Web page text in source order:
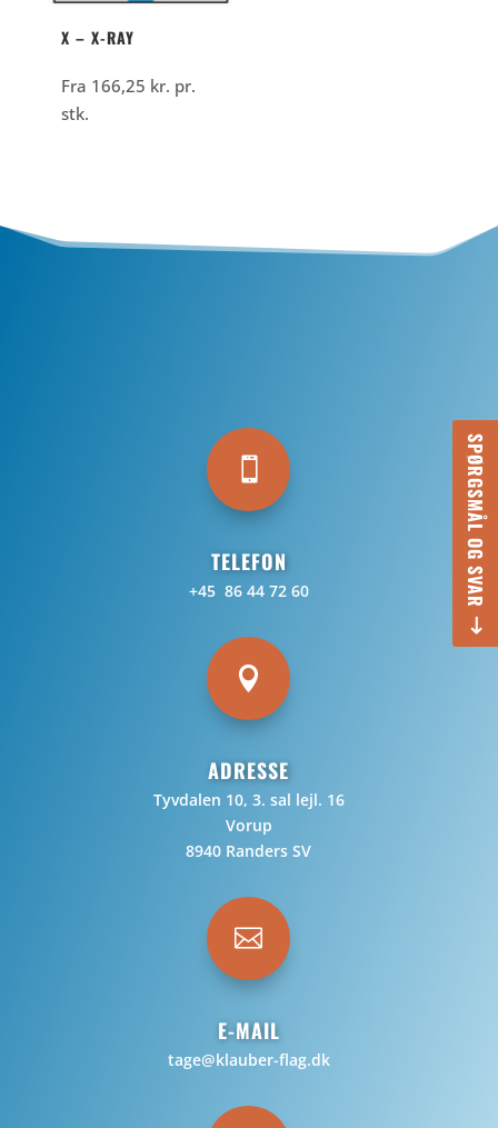
SPØRGSMÅL OG SVAR
X – X-RAY
Fra 166,25 kr. pr.
stk.

TELEFON
+45 86 44 72 60

ADRESSE
Tyvdalen 10, 3. sal lejl. 16
Vorup
8940 Randers SV

E-MAIL
tage@klauber-flag.dk